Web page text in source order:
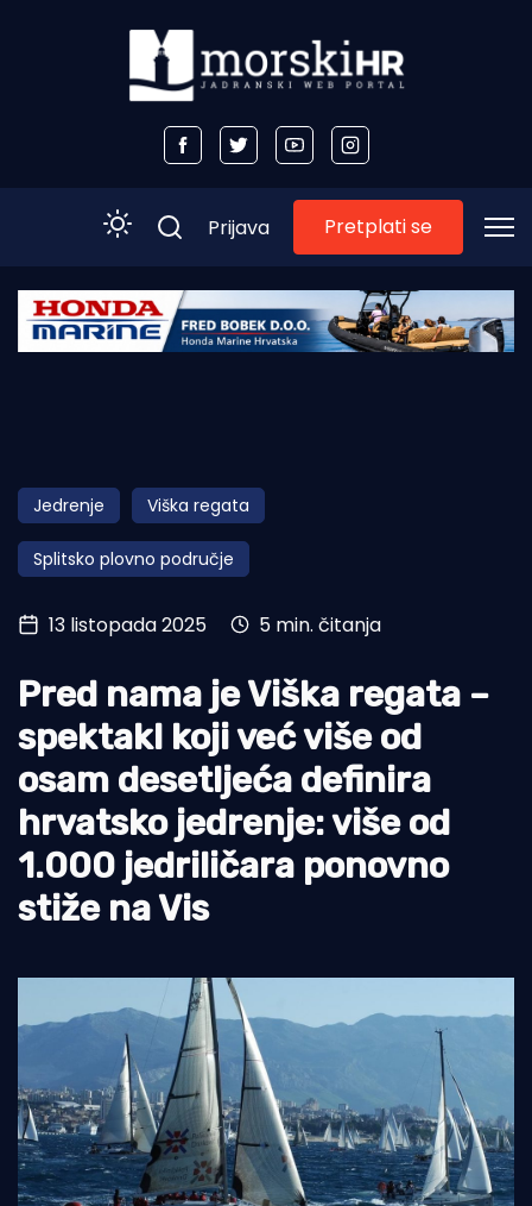
Početna
Obala
Otoci
Turizam i nautika
Pomorstvo
Ekologija
Tradicija i kultura
Prijava Pretplati se
Jedrenje Viška regata
Splitsko plovno područje
13 listopada 2025 5 min. čitanja
Pred nama je Viška regata –
spektakl koji već više od
osam desetljeća definira
hrvatsko jedrenje: više od
1.000 jedriličara ponovno
stiže na Vis